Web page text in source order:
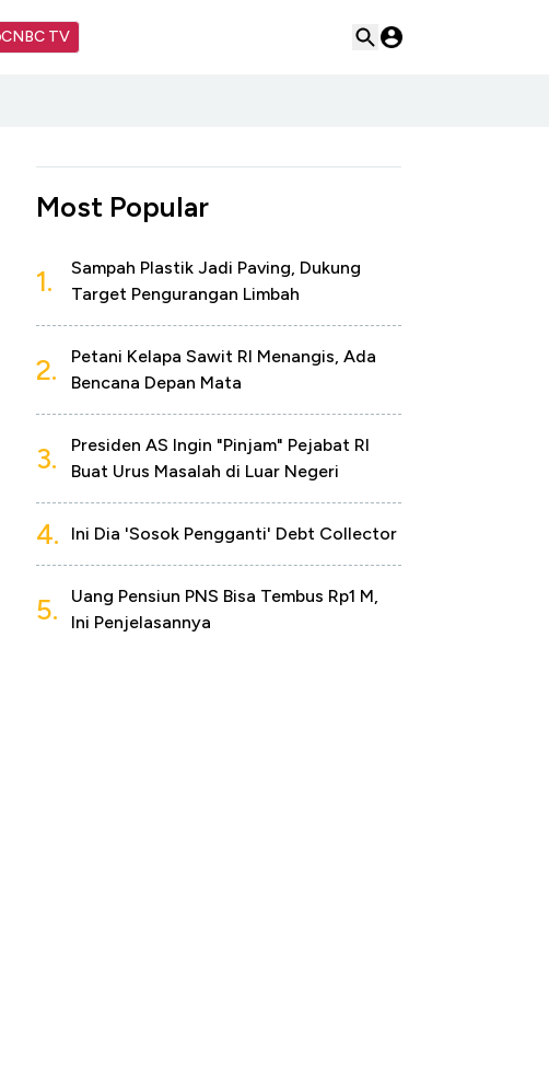
CNBC TV
Most Popular
1.
Sampah Plastik Jadi Paving, Dukung
Target Pengurangan Limbah
2.
Petani Kelapa Sawit RI Menangis, Ada
Bencana Depan Mata
3.
Presiden AS Ingin "Pinjam" Pejabat RI
Buat Urus Masalah di Luar Negeri
4. Ini Dia 'Sosok Pengganti' Debt Collector
5.
Uang Pensiun PNS Bisa Tembus Rp1 M,
Ini Penjelasannya